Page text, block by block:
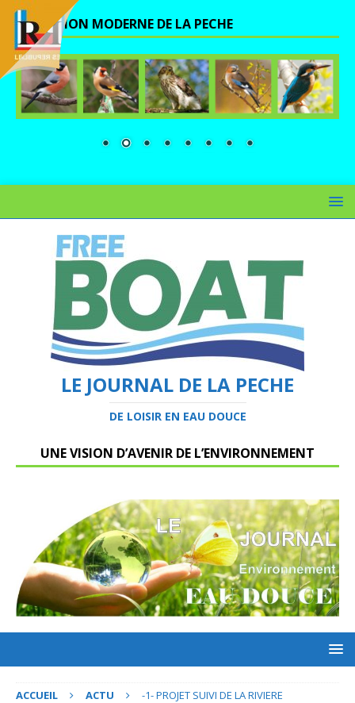
UNE VISION MODERNE DE LA PECHE
LE JOURNAL DE LA PECHE
DE LOISIR EN EAU DOUCE
UNE VISION D’AVENIR DE L’ENVIRONNEMENT
ACCUEIL ACTU -1- PROJET SUIVI DE LA RIVIERE